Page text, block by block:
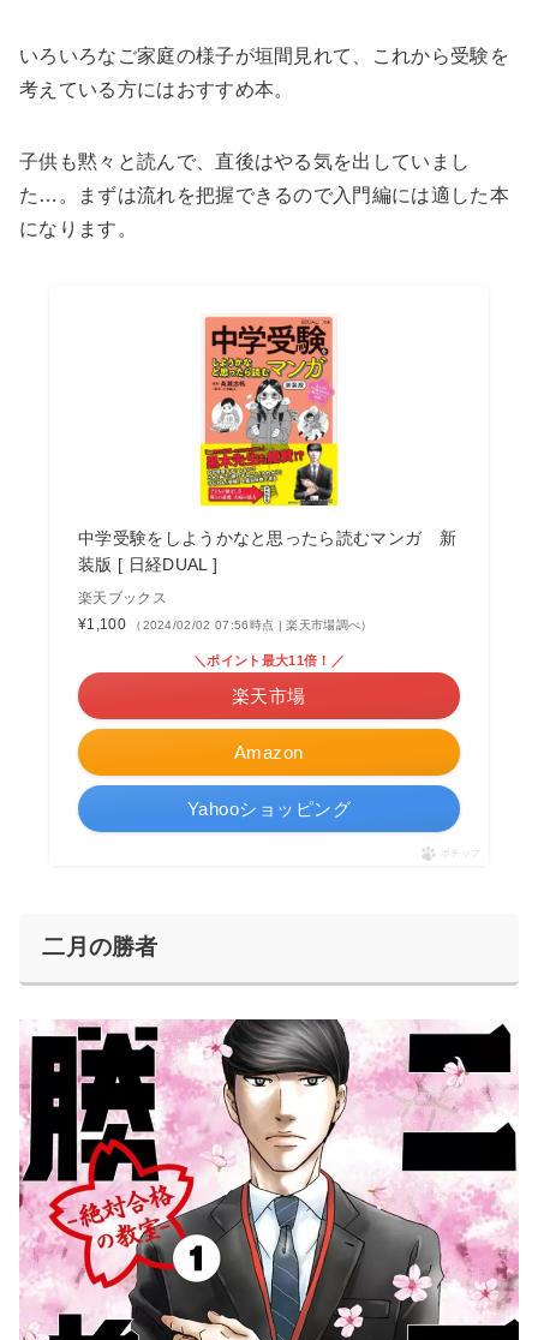
いろいろなご家庭の様子が垣間見れて、これから受験を
考えている方にはおすすめ本。
子供も黙々と読んで、直後はやる気を出していまし
た…。まずは流れを把握できるので入門編には適した本
になります。
中学受験をしようかなと思ったら読むマンガ 新
装版 [ 日経DUAL ]
楽天ブックス
¥1,100
（2024/02/02 07:56時点 | 楽天市場調べ）
Amazon
＼ポイント最大11倍！／
楽天市場
Yahooショッピング
ポチップ
二月の勝者